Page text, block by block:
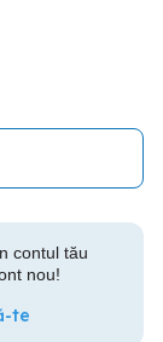
contul tău
nou!
te